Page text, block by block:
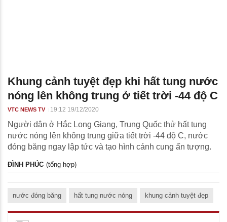
Khung cảnh tuyệt đẹp khi hất tung nước
nóng lên không trung ở tiết trời -44 độ C
VTC NEWS TV 19:12 19/12/2020
Người dân ở Hắc Long Giang, Trung Quốc thử hất tung
nước nóng lên không trung giữa tiết trời -44 độ C, nước
đóng băng ngay lập tức và tạo hình cánh cung ấn tượng.
ĐÌNH PHÚC (tổng hợp)
nước đóng băng hất tung nước nóng khung cảnh tuyệt đẹp